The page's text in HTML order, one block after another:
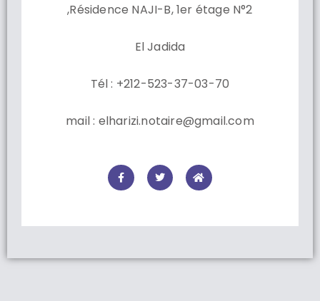
,Résidence NAJI-B, 1er étage N°2
El Jadida
Tél : +212-523-37-03-70
mail : elharizi.notaire@gmail.com